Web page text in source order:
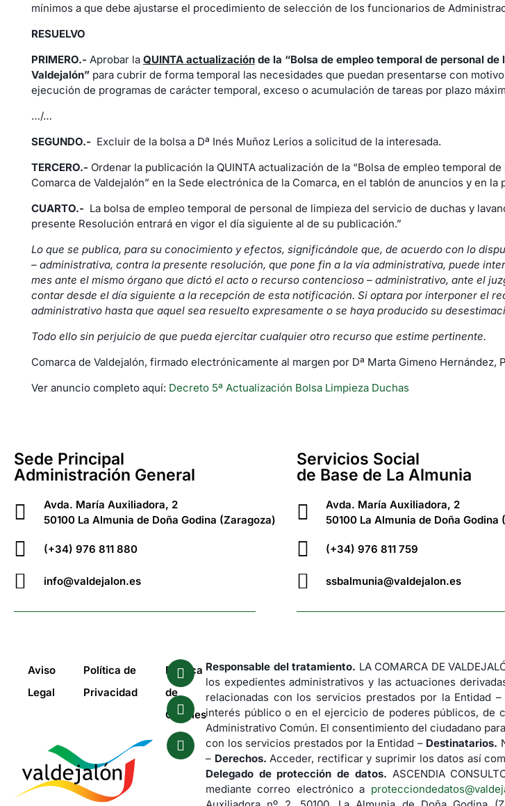
mínimos a que debe ajustarse el procedimiento de selección de los funcionarios de
RESUELVO
PRIMERO.- Aprobar la QUINTA actualizaciónde la “Bolsa de empleo temporal de personal
Valdejalón”para cubrir de forma temporal las necesidades que puedan presentarse con
ejecución de programas de carácter temporal, exceso o acumulación de tareas por plazo
…/…
SEGUNDO.- Excluir de la bolsa a Dª Inés Muñoz Lerios a solicitud de la interesada.
TERCERO.- Ordenar la publicación la QUINTA actualización de la “Bolsa de empleo temporal
Comarca de Valdejalón” en la Sede electrónica de la Comarca, en el tablón de anuncios y en la
CUARTO.- La bolsa de empleo temporal de personal de limpieza del servicio de duchas y
presente Resolución entrará en vigor el día siguiente al de su publicación.”
Lo que se publica, para su conocimiento y efectos, significándole que, de acuerdo con lo
– administrativa, contra la presente resolución, que pone fin a la vía administrativa, puede
mes ante el mismo órgano que dictó el acto o recurso contencioso – administrativo, ante el
contar desde el día siguiente a la recepción de esta notificación. Si optara por interponer el
administrativo hasta que aquel sea resuelto expresamente o se haya producido su
Todo ello sin perjuicio de que pueda ejercitar cualquier otro recurso que estime pertinente.
Comarca de Valdejalón, firmado electrónicamente al margen por Dª Marta Gimeno Hernández,
Ver anuncio completo aquí: Decreto 5ª Actualización Bolsa Limpieza Duchas
Sede Principal
Administración General
Avda. María Auxiliadora, 2
50100 La Almunia de Doña Godina (Zaragoza)
(+34) 976 811 880
info@valdejalon.es
Servicios Social
de Base de La Almunia
Avda. María Auxiliadora, 2
50100 La Almunia de Doña Godina
(+34) 976 811 759
ssbalmunia@valdejalon.es
Aviso
Legal
Política de
Privacidad
Política
de
Cookies
Responsable del tratamiento. LA COMARCA DE
los expedientes administrativos y las actuaciones
relacionadas con los servicios prestados por la Entidad –
interés público o en el ejercicio de poderes públicos, de
Administrativo Común. El consentimiento del ciudadano
con los servicios prestados por la Entidad – Destinatarios.
– Derechos. Acceder, rectificar y suprimir los datos así
Delegado de protección de datos. ASCENDIA
mediante correo electrónico a